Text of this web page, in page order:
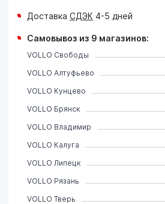
Доставка СДЭК 4-5 дней
Самовывоз из 9 магазинов:
VOLLO Свободы
VOLLO Алтуфьево
VOLLO Кунцево
VOLLO Брянск
VOLLO Владимир
VOLLO Калуга
VOLLO Липецк
VOLLO Рязань
VOLLO Тверь